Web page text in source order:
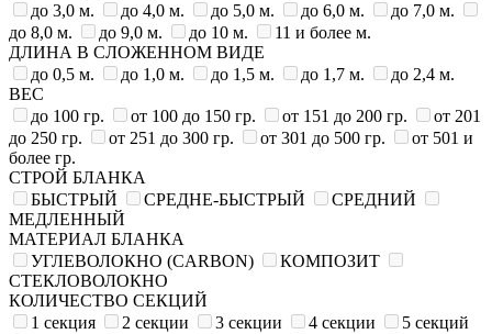
до 3,0 м.
до 4,0 м. до 5,0 м. до 6,0 м.
до 7,0 м.
до 8,0 м.
до 9,0 м. до 10 м.
11 и более м.
ДЛИНА В СЛОЖЕННОМ ВИДЕ
до 0,5 м.
до 1,0 м. до 1,5 м. до 1,7 м.
до 2,4 м.
ВЕС
до 100 гр.
от 100 до 150 гр. от 151 до 200 гр.
от 201
до 250 гр.
от 251 до 300 гр. от 301 до 500 гр.
от 501 и
более гр.
СТРОЙ БЛАНКА
БЫСТРЫЙ
СРЕДНЕ-БЫСТРЫЙ
СРЕДНИЙ
МЕДЛЕННЫЙ
МАТЕРИАЛ БЛАНКА
УГЛЕВОЛОКНО (CARBON)
КОМПОЗИТ
СТЕКЛОВОЛОКНО
КОЛИЧЕСТВО СЕКЦИЙ
1 секция
2 секции 3 секции 4 секции
5 секций